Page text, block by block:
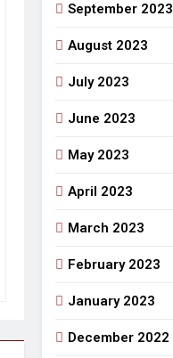
September 2023
August 2023
July 2023
June 2023
May 2023
April 2023
March 2023
February 2023
January 2023
December 2022